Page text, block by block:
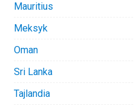
Mauritius
Meksyk
Oman
Sri Lanka
Tajlandia